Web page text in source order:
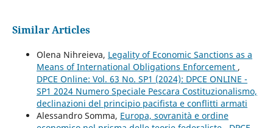
Similar Articles
Olena Nihreieva, Legality of Economic Sanctions as a
Means of International Obligations Enforcement ,
DPCE Online: Vol. 63 No. SP1 (2024): DPCE ONLINE -
SP1 2024 Numero Speciale Pescara Costituzionalismo,
declinazioni del principio pacifista e conflitti armati
Alessandro Somma, Europa, sovranità e ordine